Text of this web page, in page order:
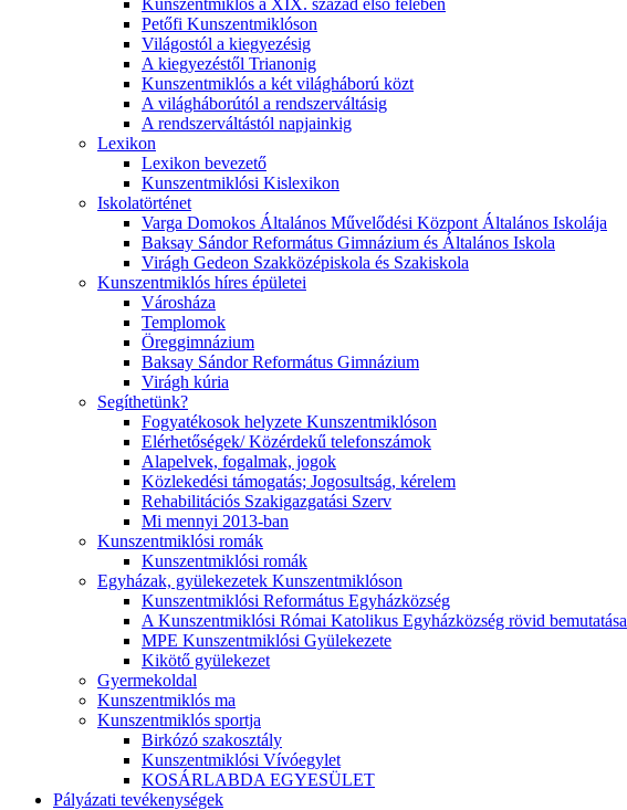
Kunszentmiklós a XIX. század első felében
Petőfi Kunszentmiklóson
Világostól a kiegyezésig
A kiegyezéstől Trianonig
Kunszentmiklós a két világháború közt
A világháborútól a rendszerváltásig
A rendszerváltástól napjainkig
Lexikon
Lexikon bevezető
Kunszentmiklósi Kislexikon
Iskolatörténet
Varga Domokos Általános Művelődési Központ Általános Iskolája
Baksay Sándor Református Gimnázium és Általános Iskola
Virágh Gedeon Szakközépiskola és Szakiskola
Kunszentmiklós híres épületei
Városháza
Templomok
Öreggimnázium
Baksay Sándor Református Gimnázium
Virágh kúria
Segíthetünk?
Fogyatékosok helyzete Kunszentmiklóson
Elérhetőségek/ Közérdekű telefonszámok
Alapelvek, fogalmak, jogok
Közlekedési támogatás; Jogosultság, kérelem
Rehabilitációs Szakigazgatási Szerv
Mi mennyi 2013-ban
Kunszentmiklósi romák
Kunszentmiklósi romák
Egyházak, gyülekezetek Kunszentmiklóson
Kunszentmiklósi Református Egyházközség
A Kunszentmiklósi Római Katolikus Egyházközség rövid bemutatása
MPE Kunszentmiklósi Gyülekezete
Kikötő gyülekezet
Gyermekoldal
Kunszentmiklós ma
Kunszentmiklós sportja
Birkózó szakosztály
Kunszentmiklósi Vívóegylet
KOSÁRLABDA EGYESÜLET
Pályázati tevékenységek